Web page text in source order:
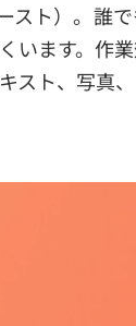
スト）。誰
います。作
スト、写真